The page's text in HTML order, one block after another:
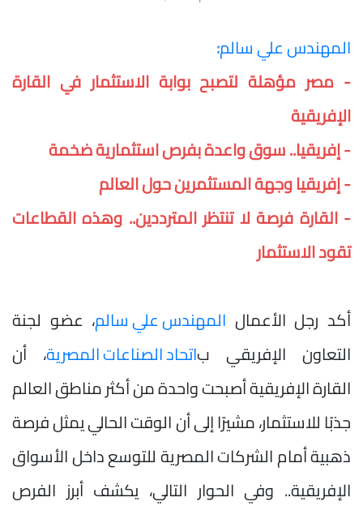
المهندس علي سالم:
- مصر مؤهلة لتصبح بوابة الاستثمار في القارة
الإفريقية
- إفريقيا.. سوق واعدة بفرص استثمارية ضخمة
- إفريقيا وجهة المستثمرين حول العالم
- القارة فرصة لا تنتظر المترددين.. وهذه القطاعات
تقود الاستثمار
أكد رجل الأعمال المهندس علي سالم، عضو لجنة
التعاون الإفريقي باتحاد الصناعات المصرية، أن
القارة الإفريقية أصبحت واحدة من أكثر مناطق العالم
جذبًا للاستثمار، مشيرًا إلى أن الوقت الحالي يمثل فرصة
ذهبية أمام الشركات المصرية للتوسع داخل الأسواق
الإفريقية.. وفي الحوار التالي، يكشف أبرز الفرص